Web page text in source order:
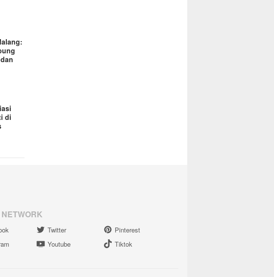
di
Twitter
Pinterest
Youtube Tiktok